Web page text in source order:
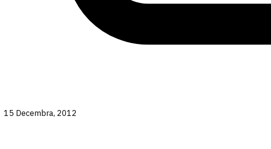
15 Decembra, 2012